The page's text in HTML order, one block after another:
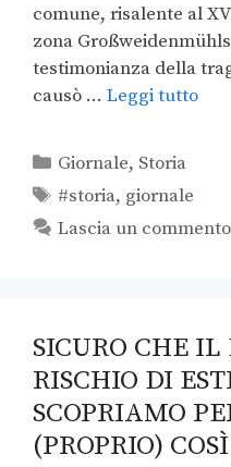
comune, risalente al
zona
testimonianza della
causò … Leggi tutto
Giornale, Storia
#storia, giornale
Lascia un commento
SICURO CHE
RISCHIO DI
SCOPRIAMO
(PROPRIO) COSÌ